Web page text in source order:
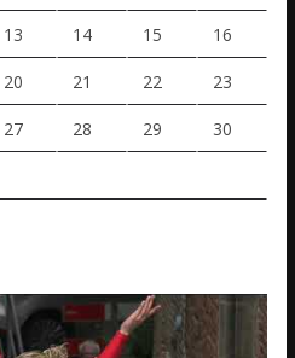
13 14 15 16
20 21 22 23
27 28 29 30